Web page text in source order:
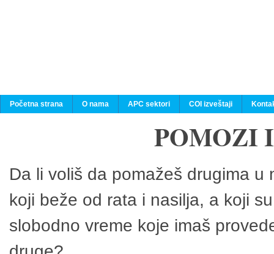
Početna strana O nama APC sektori COI izveštaji
POMOZI
Da li voliš da pomažeš drugima
koji beže od rata i nasilja, a koji
slobodno vreme koje imaš